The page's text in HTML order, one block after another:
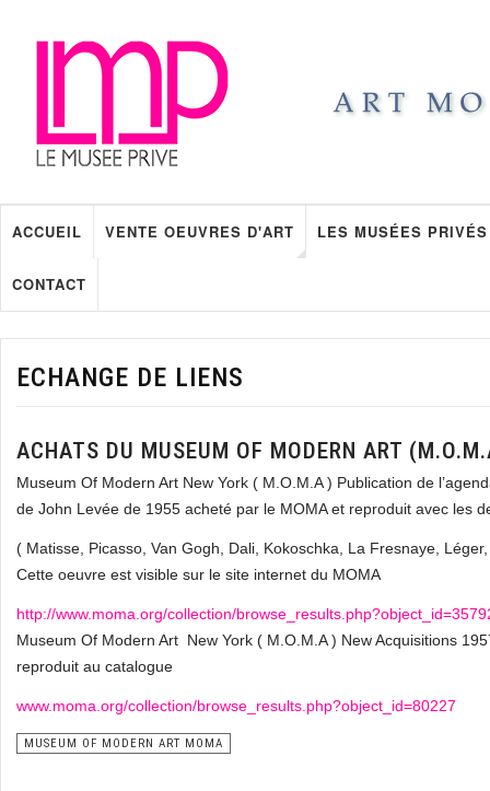
ACCUEIL VENTE OEUVRES D'ART LES MUSÉES PRIVÉS
CONTACT
ECHANGE DE LIENS
ACHATS DU MUSEUM OF MODERN ART
Museum Of Modern Art New York ( M.O.M.A ) Publication de
de John Levée de 1955 acheté par le MOMA et reproduit avec les
( Matisse, Picasso, Van Gogh, Dali, Kokoschka, La Fresnaye,
Cette oeuvre est visible sur le site internet du MOMA
http://www.moma.org/collection/
Museum Of Modern Art New York ( M.O.M.A ) New Acquisitions
reproduit au catalogue
www.moma.org/collection/browse_results.php?object_id=80227
MUSEUM OF MODERN ART MOMA